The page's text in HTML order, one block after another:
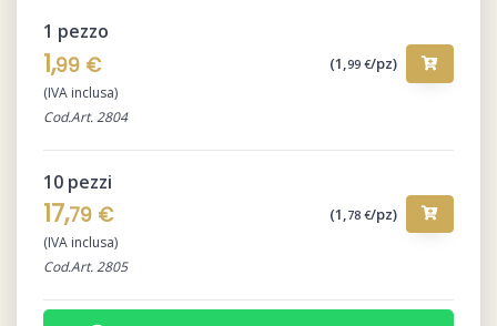
1 pezzo
1,99 € (1,99 €/pz)
(IVA inclusa)
Cod.Art. 2804
10 pezzi
17,79 € (1,78 €/pz)
(IVA inclusa)
Cod.Art. 2805